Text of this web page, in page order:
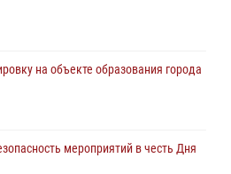
на объекте образования города
мероприятий в честь Дня